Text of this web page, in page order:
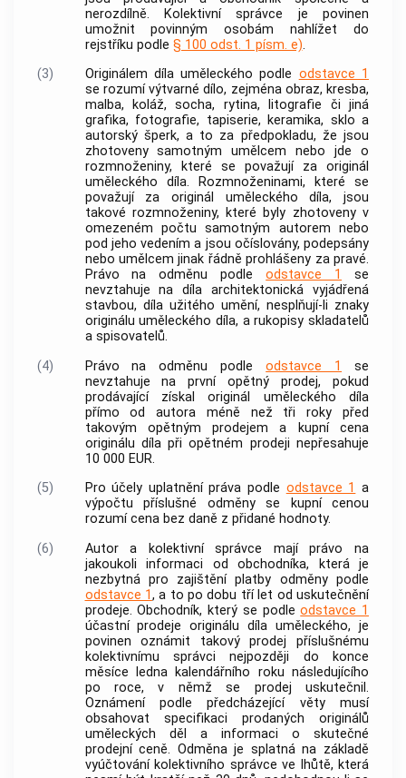
nerozdílně. Kolektivní správce je povinen
umožnit povinným osobám nahlížet do
rejstříku podle § 100 odst. 1 písm. e).
(3)
Originálem díla uměleckého podle odstavce 1
se rozumí výtvarné dílo, zejména obraz, kresba,
malba, koláž, socha, rytina, litografie či jiná
grafika, fotografie, tapiserie, keramika, sklo a
autorský šperk, a to za předpokladu, že jsou
zhotoveny samotným umělcem nebo jde o
rozmnoženiny, které se považují za originál
uměleckého díla. Rozmnoženinami, které se
považují za originál uměleckého díla, jsou
takové rozmnoženiny, které byly zhotoveny v
omezeném počtu samotným autorem nebo
pod jeho vedením a jsou očíslovány, podepsány
nebo umělcem jinak řádně prohlášeny za pravé.
Právo na odměnu podleodstavce 1
se
nevztahuje na díla architektonická vyjádřená
stavbou, díla užitého umění, nesplňují-li znaky
originálu uměleckého díla, a rukopisy skladatelů
a spisovatelů.
(4)
Právo na odměnu podleodstavce 1
se
nevztahuje na první opětný prodej, pokud
prodávající získal originál uměleckého díla
přímo odautora méně než tři roky před
takovým opětným prodejem a kupní cena
originálu díla při opětném prodeji nepřesahuje
10 000 EUR.
(5)
Pro účely uplatnění práva podle odstavce 1 a
výpočtu příslušné odměny se kupní cenou
rozumí cena bez daně z přidané hodnoty.
(6)
Autora kolektivní správce mají právo na
jakoukoli informaci od obchodníka, která je
nezbytná pro zajištění platby odměny podle
odstavce 1, a to po dobu tří let od uskutečnění
prodeje. Obchodník, který se podleodstavce 1
účastní prodeje originálu díla uměleckého, je
povinen oznámit takový prodej příslušnému
kolektivnímu správci nejpozději do konce
měsíce ledna kalendářního roku následujícího
po roce, v němž se prodej uskutečnil.
Oznámení podle předcházející věty musí
obsahovat specifikaci prodaných originálů
uměleckých děl a informaci o skutečné
prodejní ceně. Odměna je splatná na základě
vyúčtování kolektivního správce ve lhůtě, která